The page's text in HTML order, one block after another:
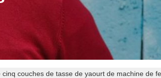
couches de tasse de yaourt de machine de